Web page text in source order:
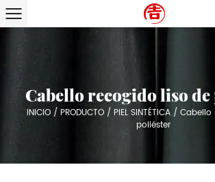
Cabello recogido liso
INICIO / PRODUCTO / PIEL SINTÉTICA / Cabello
poliéster